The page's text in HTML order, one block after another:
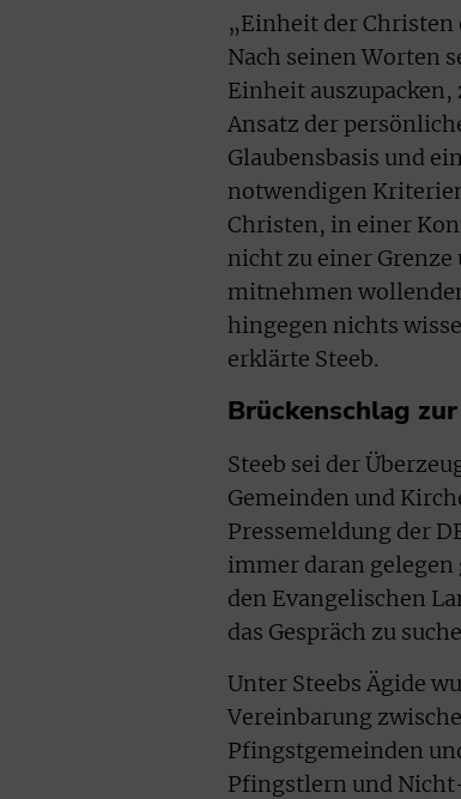
„Einheit der Christen
Nach seinen Worten
Einheit
Ansatz der
Glaubensbasis und
notwendigen
Christen, in einer
nicht zu einer
mitnehmen
hingegen nichts
erklärte Steeb.
Brückenschlag
Steeb sei der
Gemeinden und
Pressemeldung der
immer daran
den Evangelischen
das Gespräch zu
Unter Steebs Ägide
Vereinbarung
Pfingstgemeinden
Pfingstlern und